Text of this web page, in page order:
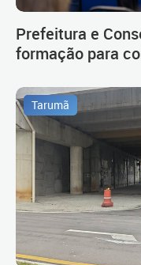
Prefeitura e
formação para
Tarumã